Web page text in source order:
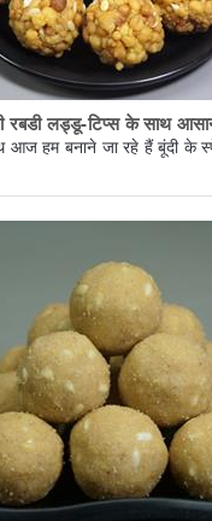
रबडी लड्डू-टिप्स के साथ
आज हम बनाने जा रहे हैं बूंदी के